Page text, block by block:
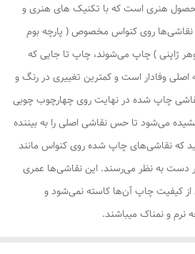
هنری است که با تکنیک های هنری و
نقاشی‌ها روی کنواس مخصوص ( پارچه بوم
ژاپنی ) چاپ می‌شوند، چاپ تا جایی که
اصلی وفادار است و کمترین تغییری در رنگ و
چاپ شده در نهایت روی چهارچوب چوبی
می‌شود تا حس نقاشی اصلی را به بیننده
که نقاشی‌های چاپ شده روی کنواس مانند
دست به نظر می‌رسند. این نقاشی‌ها عمری
از کیفیت چاپ آن‌ها کاسته نمی‌شود و
نرم و نمناک میباشند.